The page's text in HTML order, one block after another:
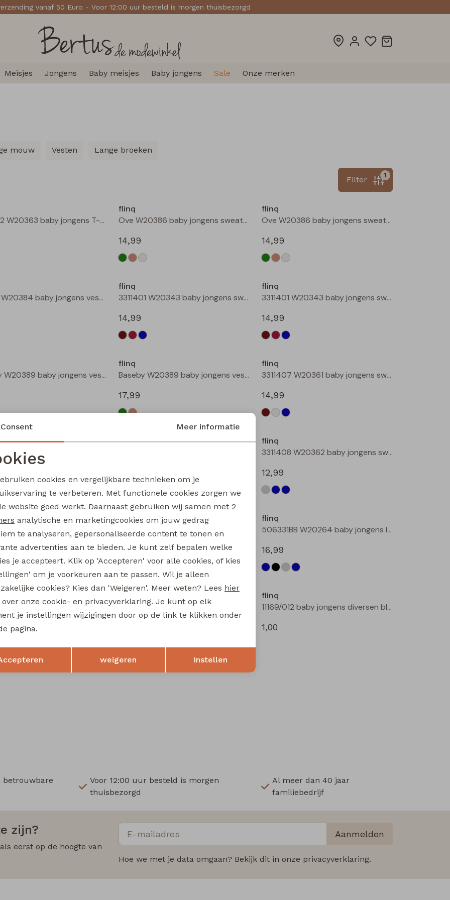
vanaf 50 Euro - Voor 12:00 uur besteld is morgen thuisbezorgd
Meisjes Jongens Baby meisjes Baby jongens Sale Onze merken
mouw Vesten Lange broeken
1
Filter
3311602 W20363 baby jongens T-shirt lm Camel
flinq
Ove W20386 baby jongens sweater Bottle
14,99
flinq
Ove W20386 baby jongens sweater Taupe
14,99
Teunis W20384 baby jongens vest Kit
flinq
3311401 W20343 baby jongens sweater Bruin donker
14,99
flinq
3311401 W20343 baby jongens sweater Wijnrood
14,99
Baseby W20389 baby jongens vest Bottle
flinq
Baseby W20389 baby jongens vest Taupe
17,99
flinq
3311407 W20361 baby jongens sweater Bruin donker
14,99
flinq
flinq
3311408 W20362 baby jongens sweater Petrol
12,99
flinq
17,99
flinq
506331BB W20264 baby jongens lange broek Denim
16,99
506331BB W20264 baby jongens lange broek Denim grey
flinq
flinq
11169/012 baby jongens diversen bleu
1,00
betrouwbare
Voor 12:00 uur besteld is morgen
thuisbezorgd
Al meer dan 40 jaar
familiebedrijf
zijn?
eerst op de hoogte van
Aanmelden
Hoe we met je data omgaan? Bekijk dit in onze privacyverklaring.
cookies
cookies Marketing cookies
Terug Opslaan
Consent Meer informatie
cookies en vergelijkbare technieken om je
te verbeteren. Met functionele cookies zorgen we
website goed werkt. Daarnaast gebruiken wij samen met 2
analytische en marketingcookies om jouw gedrag
te analyseren, gepersonaliseerde content te tonen en
advertenties aan te bieden. Je kunt zelf bepalen welke
je accepteert. Klik op 'Accepteren' voor alle cookies, of kies
om je voorkeuren aan te passen. Wil je alleen
cookies? Kies dan 'Weigeren'. Meer weten? Lees hier
over onze cookie- en privacyverklaring. Je kunt op elk
je instellingen wijzigingen door op de link te klikken onder
pagina.
weigeren Instellen